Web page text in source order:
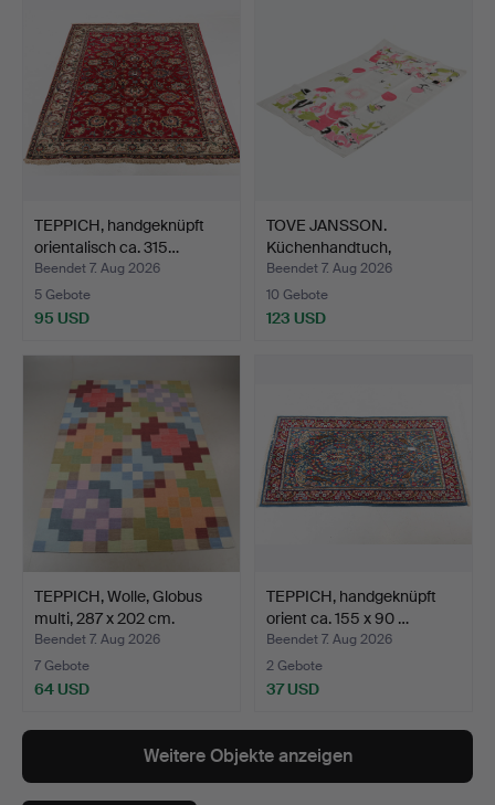
TEPPICH, handgeknüpft
orientalisch ca. 315…
Beendet 7. Aug 2026
5 Gebote
95 USD
TOVE JANSSON.
Küchenhandtuch,
"Muminvänner…
Beendet 7. Aug 2026
10 Gebote
123 USD
TEPPICH, Wolle, Globus
multi, 287 x 202 cm.
Beendet 7. Aug 2026
7 Gebote
64 USD
TEPPICH, handgeknüpft
orient ca. 155 x 90 …
Beendet 7. Aug 2026
2 Gebote
37 USD
Weitere Objekte anzeigen